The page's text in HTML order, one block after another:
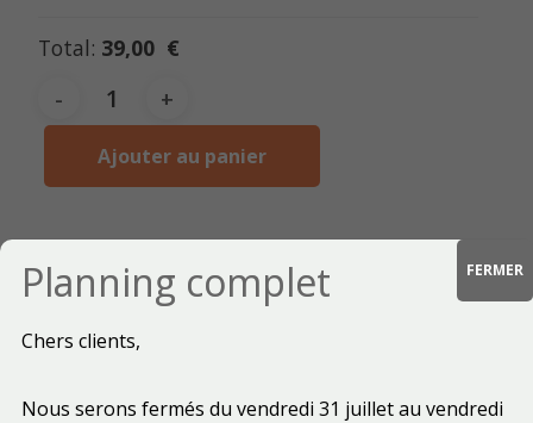
Total: 39,00 €
Ajouter au panier
Description
Saladier pour trois à quatre personnes (pour six
Planning complet
Chers clients,
Nous serons fermés du vendredi 31 juillet au vendredi
FERMER